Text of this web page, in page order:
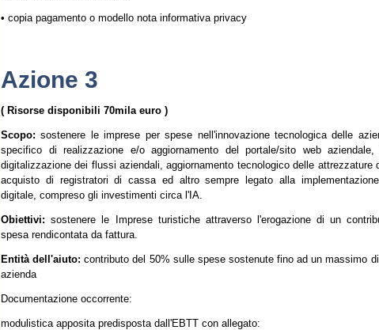
• copia pagamento o modello nota informativa privacy
Azione 3
( Risorse disponibili 70mila euro )
Scopo: sostenere le imprese per spese nell'innovazione tecnologica delle
specifico di realizzazione e/o aggiornamento del portale/sito web
digitalizzazione dei flussi aziendali, aggiornamento tecnologico delle attrezzature
acquisto di registratori di cassa ed altro sempre legato alla
digitale, compreso gli investimenti circa l'IA.
Obiettivi: sostenere le Imprese turistiche attraverso l'erogazione di un
spesa rendicontata da fattura.
Entità dell'aiuto: contributo del 50% sulle spese sostenute fino ad un massimo
azienda
Documentazione occorrente:
modulistica apposita predisposta dall'EBTT con allegato: